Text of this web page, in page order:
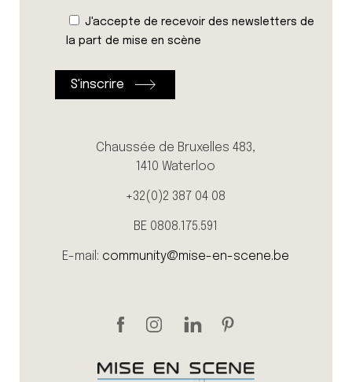
J'accepte de recevoir des newsletters de
la part de mise en scène
Chaussée de Bruxelles 483,
1410 Waterloo
+32(0)2 387 04 08
BE 0808.175.591
E-mail: community@mise-en-scene.be